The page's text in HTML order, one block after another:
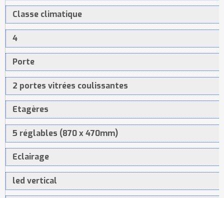
Classe climatique
4
Porte
2 portes vitrées coulissantes
Etagères
5 réglables (870 x 470mm)
Eclairage
led vertical